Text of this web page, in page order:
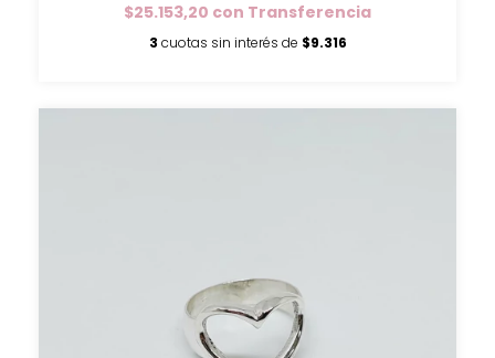
$25.153,20 con Transferencia
3 cuotas sin interés de $9.316